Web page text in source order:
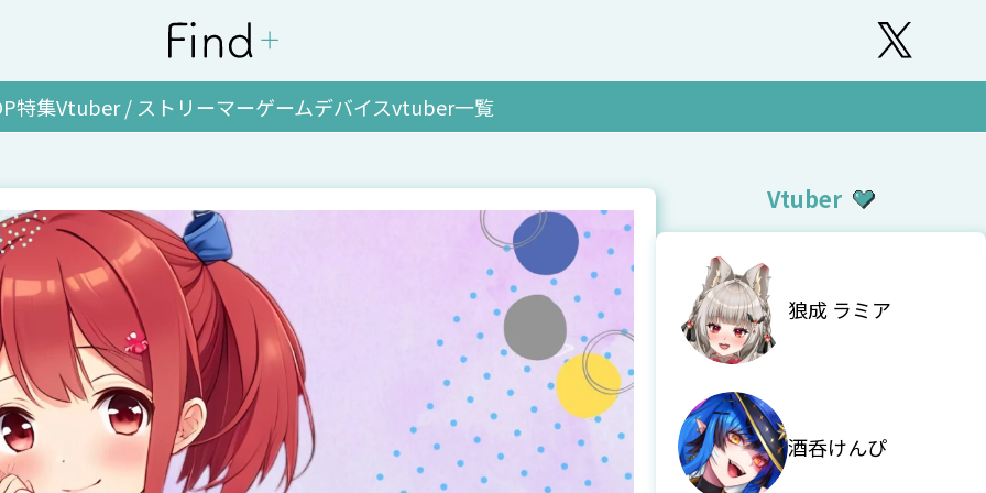
特集Vtuber / ストリーマーゲームデバイスvtuber一覧
Vtuber
狼成 ラミア
酒呑けんぴ